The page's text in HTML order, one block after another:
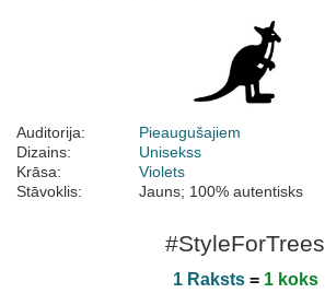
Auditorija:
Pieaugušajiem
Dizains:
Unisekss
Krāsa:
Violets
Stāvoklis:
Jauns; 100% autentisks
#StyleForTrees
1 Raksts= 1 koks